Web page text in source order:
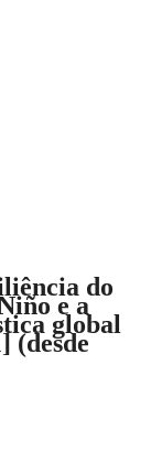
do
e a
global
(desde